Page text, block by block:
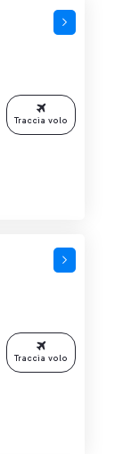
Traccia volo
Traccia volo